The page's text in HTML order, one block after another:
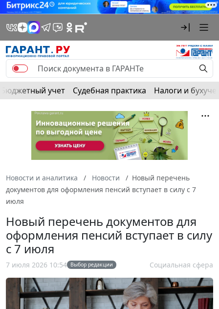
Бюджетный учет Судебная практика Налоги и
Новости и аналитика Новости
Новый перечень
документов для оформления пенсий вступает в силу с 7
июля
Новый перечень документов для
оформления пенсий вступает в силу
с 7 июля
7 июля 2026 10:54 Выбор редакции Социальная сфера